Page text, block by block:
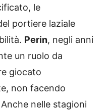
le
portiere laziale
Perin, negli anni
un ruolo da
giocato
non facendo
Anche nelle stagioni